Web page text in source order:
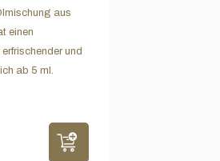
aus
einen
und
ab 5 ml.